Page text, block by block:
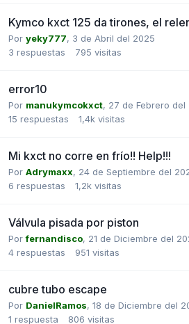
Kymco kxct 125 da tirones, el
Por yeky777, 3 de Abril del 2025
3 respuestas 795 visitas
error10
Por manukymcokxct, 27 de Febrero del
15 respuestas 1,4k visitas
Mi kxct no corre en frío!! Help!!!
Por Adrymaxx, 24 de Septiembre del
6 respuestas 1,2k visitas
Válvula pisada por piston
Porfernandisco, 21 de Diciembre del
4 respuestas 951 visitas
cubre tubo escape
Por DanielRamos, 18 de Diciembre del
1 respuesta 806 visitas